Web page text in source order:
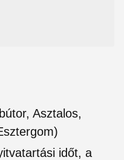
Asztalos,
időt, a